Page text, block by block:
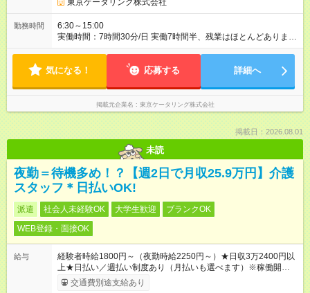
東京ケータリング株式会社
勤務時間
6:30～15:00
実働時間：7時間30分/日 実働7時間半、残業はほとんどありませ
ん 超過分は別途支給いたします 勤務開始時間相談OK！
気になる！ 応募する 詳細へ
掲載元企業名 東京ケータリング株式会社
掲載日：2026.08.01
未読
夜勤＝待機多め！？【週2日で月収25.9万円】介護
スタッフ＊日払いOK!
派遣 社会人未経験OK 大学生歓迎
ブランクOK
WEB登録・面接OK
給与
経験者時給1800円～（夜勤時給2250円～）★日収3万2400円以
上★日払い／週払い制度あり（月払いも選べます）※稼働開始時
は手続き完了次第のお支払いとなります。
交通費別途支給あり